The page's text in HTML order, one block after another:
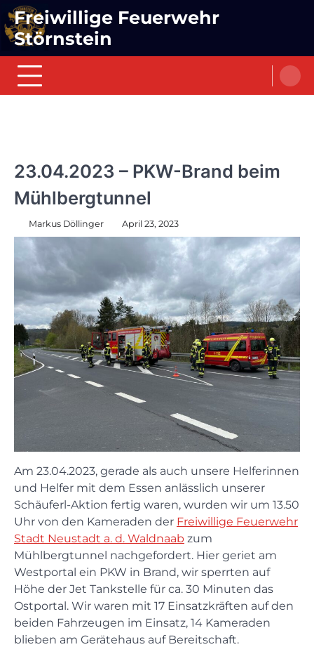
Skip
to
content
Freiwillige Feuerwehr
Störnstein
23.04.2023 – PKW-Brand beim
Mühlbergtunnel
Markus Döllinger April 23, 2023
Am 23.04.2023, gerade als auch unsere Helferinnen
und Helfer mit dem Essen anlässlich unserer
Schäuferl-Aktion fertig waren, wurden wir um 13.50
Uhr von den Kameraden der Freiwillige Feuerwehr
Stadt Neustadt a. d. Waldnaab zum
Mühlbergtunnel nachgefordert. Hier geriet am
Westportal ein PKW in Brand, wir sperrten auf
Höhe der Jet Tankstelle für ca. 30 Minuten das
Ostportal. Wir waren mit 17 Einsatzkräften auf den
beiden Fahrzeugen im Einsatz, 14 Kameraden
blieben am Gerätehaus auf Bereitschaft.